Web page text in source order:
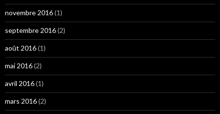
novembre 2016(1)
septembre 2016(2)
août 2016(1)
mai 2016(2)
avril 2016(1)
mars 2016(2)